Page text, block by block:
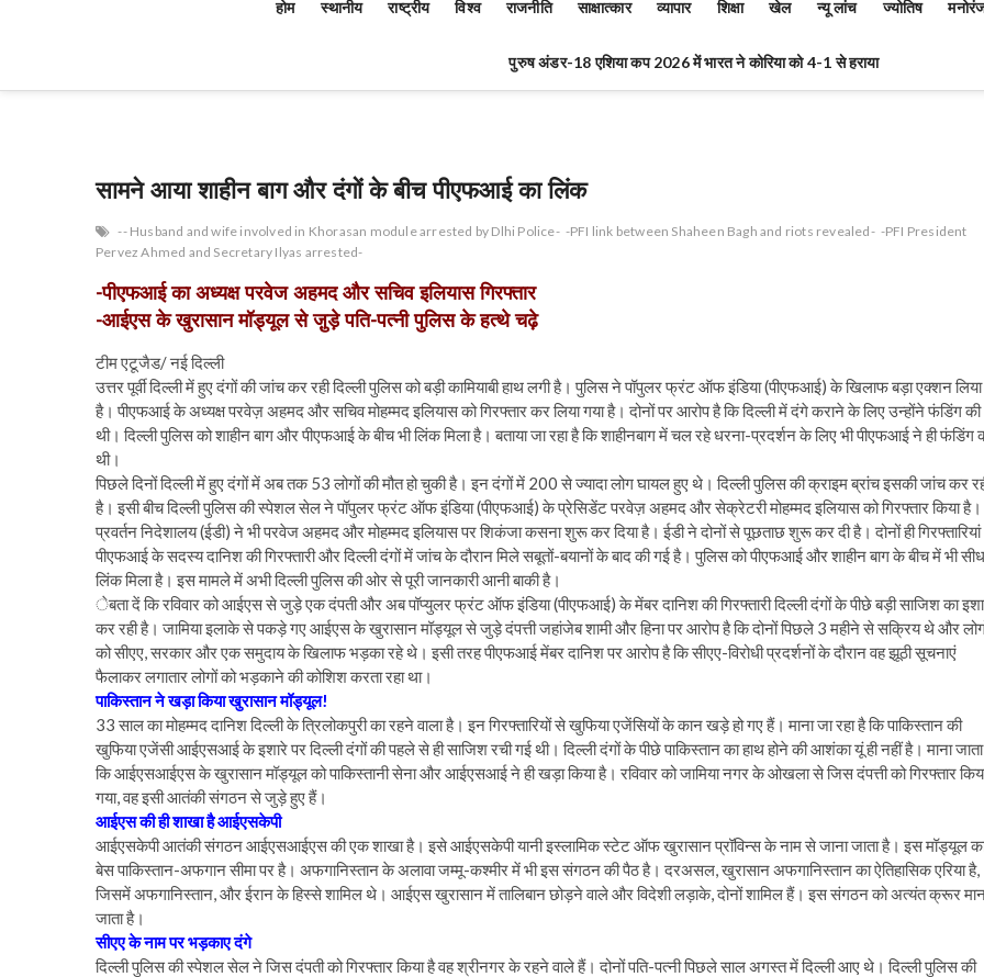
होम स्थानीय राष्ट्रीय विश्व राजनीति साक्षात्कार व्यापार शिक्षा खेल न्यू लांच ज्योतिष
पुरुष अंडर-18 एशिया कप 2026 में भारत ने कोरिया को 4-1 से हराया
सामने आया शाहीन बाग और दंगों के बीच पीएफआई का लिंक
-- Husband and wife involved in Khorasan module arrested by Dlhi Police- -PFI link between Shaheen Bagh and riots revealed- -PFI President
Pervez Ahmed and Secretary Ilyas arrested-
-पीएफआई का अध्यक्ष परवेज अहमद और सचिव इलियास गिरफ्तार
-आईएस के खुरासान मॉड्यूल से जु़ड़े पति-पत्नी पुलिस के हत्थे चढ़े
टीम एटूजैड/ नई दिल्ली
उत्तर पूर्वी दिल्ली में हुए दंगों की जांच कर रही दिल्ली पुलिस को बड़ी कामियाबी हाथ लगी है। पुलिस ने पॉपुलर फ्रंट ऑफ इंडिया (पीएफआई) के खिलाफ बड़ा एक्शन लिया
है। पीएफआई के अध्यक्ष परवेज़ अहमद और सचिव मोहम्मद इलियास को गिरफ्तार कर लिया गया है। दोनों पर आरोप है कि दिल्ली में दंगे कराने के लिए उन्होंने फंडिंग की
थी। दिल्ली पुलिस को शाहीन बाग और पीएफआई के बीच भी लिंक मिला है। बताया जा रहा है कि शाहीनबाग में चल रहे धरना-प्रदर्शन के लिए भी पीएफआई ने ही फंडिंग
थी।
पिछले दिनों दिल्ली में हुए दंगों में अब तक 53 लोगों की मौत हो चुकी है। इन दंगों में 200 से ज्यादा लोग घायल हुए थे। दिल्ली पुलिस की क्राइम ब्रांच इसकी जांच कर
है। इसी बीच दिल्ली पुलिस की स्पेशल सेल ने पॉपुलर फ्रंट ऑफ इंडिया (पीएफआई) के प्रेसिडेंट परवेज़ अहमद और सेक्रेटरी मोहम्मद इलियास को गिरफ्तार किया है।
प्रवर्तन निदेशालय (ईडी) ने भी परवेज अहमद और मोहम्मद इलियास पर शिकंजा कसना शुरू कर दिया है। ईडी ने दोनों से पूछताछ शुरू कर दी है। दोनों ही गिरफ्तारियां
पीएफआई के सदस्य दानिश की गिरफ्तारी और दिल्ली दंगों में जांच के दौरान मिले सबूतों-बयानों के बाद की गई है। पुलिस को पीएफआई और शाहीन बाग के बीच में भी
लिंक मिला है। इस मामले में अभी दिल्ली पुलिस की ओर से पूरी जानकारी आनी बाकी है।
ेबता दें कि रविवार को आईएस से जुड़े एक दंपती और अब पॉप्युलर फ्रंट ऑफ इंडिया (पीएफआई) के मेंबर दानिश की गिरफ्तारी दिल्ली दंगों के पीछे बड़ी साजिश का
कर रही है। जामिया इलाके से पकड़े गए आईएस के खुरासान मॉड्यूल से जुड़े दंपत्ती जहांजेब शामी और हिना पर आरोप है कि दोनों पिछले 3 महीने से सक्रिय थे और
को सीएए, सरकार और एक समुदाय के खिलाफ भड़का रहे थे। इसी तरह पीएफआई मेंबर दानिश पर आरोप है कि सीएए-विरोधी प्रदर्शनों के दौरान वह झूठी सूचनाएं
फैलाकर लगातार लोगों को भड़काने की कोशिश करता रहा था।
पाकिस्तान ने खड़ा किया खुरासान मॉड्यूल!
33 साल का मोहम्मद दानिश दिल्ली के त्रिलोकपुरी का रहने वाला है। इन गिरफ्तारियों से खुफिया एजेंसियों के कान खड़े हो गए हैं। माना जा रहा है कि पाकिस्तान की
खुफिया एजेंसी आईएसआई के इशारे पर दिल्ली दंगों की पहले से ही साजिश रची गई थी। दिल्ली दंगों के पीछे पाकिस्तान का हाथ होने की आशंका यूं ही नहीं है। माना
कि आईएसआईएस के खुरासान मॉड्यूल को पाकिस्तानी सेना और आईएसआई ने ही खड़ा किया है। रविवार को जामिया नगर के ओखला से जिस दंपत्ती को गिरफ्तार
गया, वह इसी आतंकी संगठन से जुड़े हुए हैं।
आईएस की ही शाखा है आईएसकेपी
आईएसकेपी आतंकी संगठन आईएसआईएस की एक शाखा है। इसे आईएसकेपी यानी इस्लामिक स्टेट ऑफ खुरासान प्रॉविन्स के नाम से जाना जाता है। इस मॉड्यूल
बेस पाकिस्तान-अफगान सीमा पर है। अफगानिस्तान के अलावा जम्मू-कश्मीर में भी इस संगठन की पैठ है। दरअसल, खुरासान अफगानिस्तान का ऐतिहासिक एरिया है,
जिसमें अफगानिस्तान, और ईरान के हिस्से शामिल थे। आईएस खुरासान में तालिबान छोड़ने वाले और विदेशी लड़ाके, दोनों शामिल हैं। इस संगठन को अत्यंत क्रूर
जाता है।
सीएए के नाम पर भड़काए दंगे
दिल्ली पुलिस की स्पेशल सेल ने जिस दंपती को गिरफ्तार किया है वह श्रीनगर के रहने वाले हैं। दोनों पति-पत्नी पिछले साल अगस्त में दिल्ली आए थे। दिल्ली पुलिस की